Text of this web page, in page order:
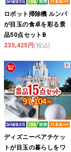
ロボット掃除機 ルンバ
が目玉の食卓を彩る景
品50点セットB
235,425円 (税込)
ディズニーペアチケッ
トが目玉の暮らしをワ